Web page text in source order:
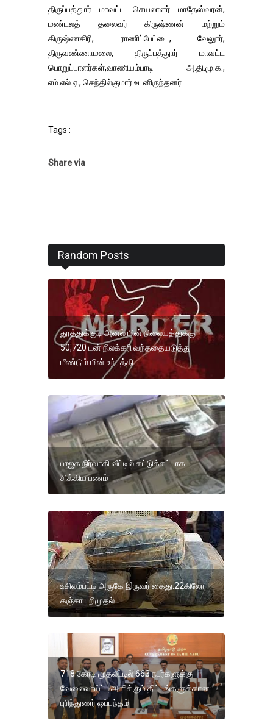
திருப்பத்துார் மாவட்ட செயலாளர் மாதேஸ்வரன்,
மண்டலத் தலைவர் கிருஷ்ணன் மற்றும்
கிருஷ்ணகிரி, ராணிப்பேட்டை, வேலுார்,
திருவண்ணாமலை, திருப்பத்துார் மாவட்ட
பொறுப்பாளர்கள்,வாணியம்பாடி அ.தி.மு.க.,
எம்.எல்.ஏ., செந்தில்குமார் உடனிருந்தனர்
Tags :
Share via
Random Posts
தூத்துக்குடி அனல் மின் நிலையத்துக்கு
50,720 டன் நிலக்கரி வந்ததையடுத்து
மீண்டும் மின் உற்பத்தி
பாஜக நிர்வாகி வீட்டில் கட்டுக்கட்டாக
சிக்கிய பணம்
உசிலம்பட்டி அருகே இருவர் கைது.22கிலோ
கஞ்சா பறிமுதல்
718 கோடி முதலீட்டில் 663 நபர்களுக்கு
வேலைவாய்ப்பு அளிக்கும் திட்டங்களுக்கான
புரிந்துணர் ஒப்பந்தம்